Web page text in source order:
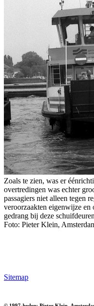
Zoals te zien, was er
overtredingen was echter
passagiers niet alleen tegen
veroorzaakten eigenwijze en
gedrang bij deze
Foto: Pieter Klein,
Sitemap